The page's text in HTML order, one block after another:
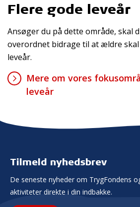
Flere gode leveår
Ansøger du på dette område, skal
overordnet bidrage til at ældre skal
leveår.
Mere om vores
leveår
Tilmeld nyhedsbrev
De seneste nyheder om TrygFondens
aktiviteter direkte i din indbakke.